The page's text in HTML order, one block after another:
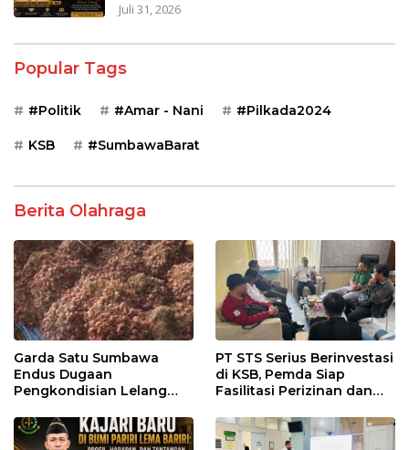
Juli 31, 2026
Popular Tags
#Politik #Amar - Nani #Pilkada2024
KSB #SumbawaBarat
Berita Olahraga
Garda Satu Sumbawa
Endus Dugaan
Pengkondisian Lelang
Benih Bawang Merah
senilai Rp 7,5 Miliar
PT STS Serius Berinvestasi
di KSB, Pemda Siap
Fasilitasi Perizinan dan
Regulasi